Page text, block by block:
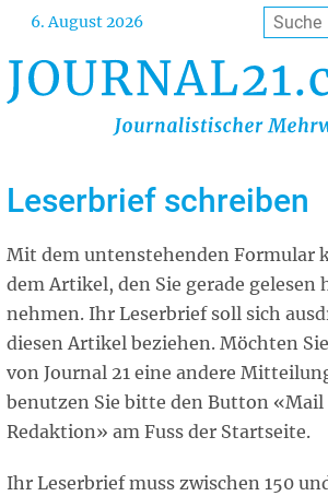
Direkt
Inhalt
6. August 2026 Suche
Leserbrief schreiben
Mit dem untenstehenden Formular
dem Artikel, den Sie gerade gelesen
nehmen. Ihr Leserbrief soll sich
diesen Artikel beziehen. Möchten
von Journal 21 eine andere
benutzen Sie bitte den Button «Mail
Redaktion» am Fuss der Startseite.
Ihr Leserbrief muss zwischen 150